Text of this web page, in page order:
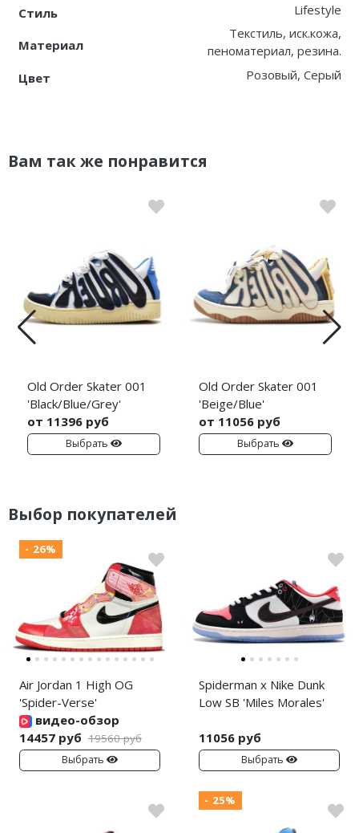
Стиль
Lifestyle
Материал
Текстиль, иск.кожа,
пеноматериал, резина.
Цвет
Розовый, Серый
Вам так же понравится
Old Order Skater 001
'Black/Blue/Grey'
от 11396 руб
Выбрать
Old Order Skater 001
'Beige/Blue'
от 11056 руб
Выбрать
Выбор покупателей
- 26%
Air Jordan 1 High OG
'Spider-Verse'
видео-обзор
14457 руб 19560 руб
Выбрать
Spiderman x Nike Dunk
Low SB 'Miles Morales'
11056 руб
Выбрать
- 25%